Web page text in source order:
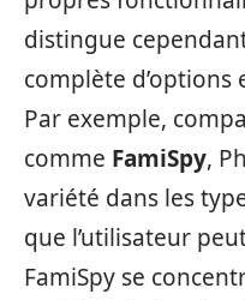
distingue
complète
Par exemple,
comme FamiSpy,
variété dans les
que l’utilisateur
FamiSpy se